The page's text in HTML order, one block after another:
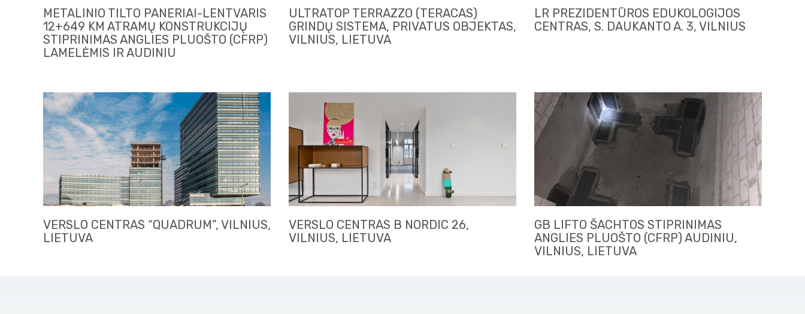
METALINIO TILTO PANERIAI-LENTVARIS
12+649 KM ATRAMŲ KONSTRUKCIJŲ
STIPRINIMAS ANGLIES PLUOŠTO (CFRP)
LAMELĖMIS IR AUDINIU
ULTRATOP TERRAZZO (TERACAS)
GRINDŲ SISTEMA, PRIVATUS OBJEKTAS,
VILNIUS, LIETUVA
LR PREZIDENTŪROS EDUKOLOGIJOS
CENTRAS, S. DAUKANTO A. 3, VILNIUS
VERSLO CENTRAS “QUADRUM”, VILNIUS,
LIETUVA
VERSLO CENTRAS B NORDIC 26,
VILNIUS, LIETUVA
GB LIFTO ŠACHTOS STIPRINIMAS
ANGLIES PLUOŠTO (CFRP) AUDINIU,
VILNIUS, LIETUVA